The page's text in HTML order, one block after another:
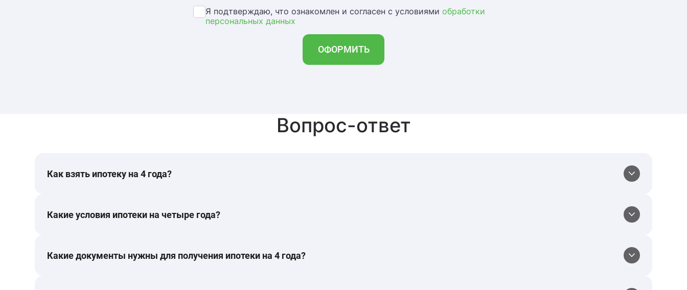
Я подтверждаю, что ознакомлен и согласен с условиями обработки
персональных данных
ОФОРМИТЬ
Вопрос-ответ
Как взять ипотеку на 4 года?
Какие условия ипотеки на четыре года?
Какие документы нужны для получения ипотеки на 4 года?